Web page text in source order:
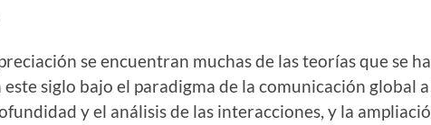
se encuentran muchas de las teorías que se
siglo bajo el paradigma de la comunicación global
y el análisis de las interacciones, y la